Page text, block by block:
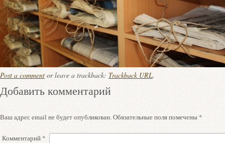
Post a comment or leave a trackback: Trackback URL.
Добавить комментарий
Ваш адрес email не будет опубликован.Обязательные поля помечены *
Комментарий *